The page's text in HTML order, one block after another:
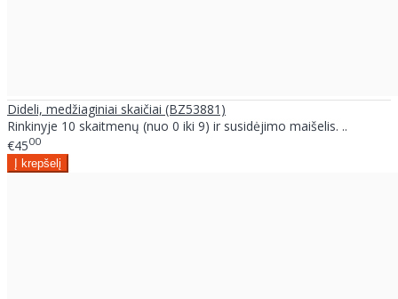
Dideli, medžiaginiai skaičiai (BZ53881)
Rinkinyje 10 skaitmenų (nuo 0 iki 9) ir susidėjimo maišelis. ..
€4500